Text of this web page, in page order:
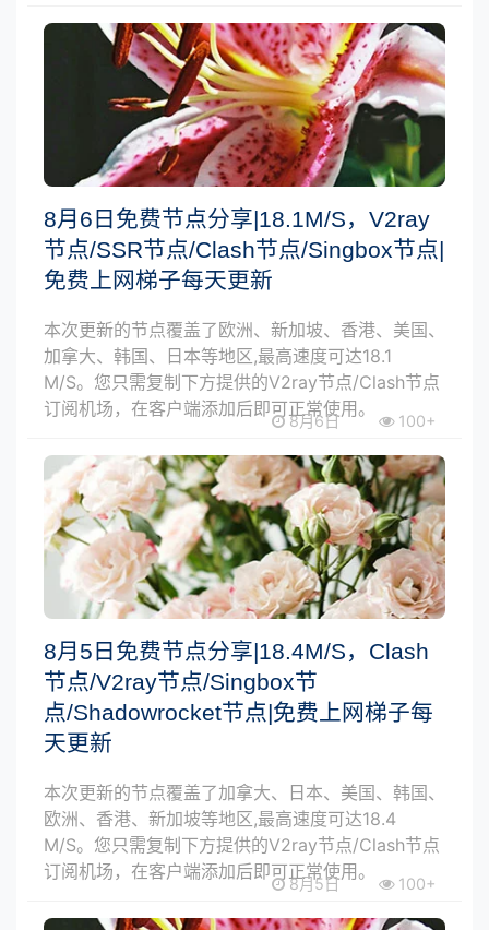
8月6日免费节点分享|18.1M/S，V2ray
节点/SSR节点/Clash节点/Singbox节点|
免费上网梯子每天更新
本次更新的节点覆盖了欧洲、新加坡、香港、美国、
加拿大、韩国、日本等地区,最高速度可达18.1
M/S。您只需复制下方提供的V2ray节点/Clash节点
订阅机场，在客户端添加后即可正常使用。
8月6日 100+
8月5日免费节点分享|18.4M/S，Clash
节点/V2ray节点/Singbox节
点/Shadowrocket节点|免费上网梯子每
天更新
本次更新的节点覆盖了加拿大、日本、美国、韩国、
欧洲、香港、新加坡等地区,最高速度可达18.4
M/S。您只需复制下方提供的V2ray节点/Clash节点
订阅机场，在客户端添加后即可正常使用。
8月5日 100+